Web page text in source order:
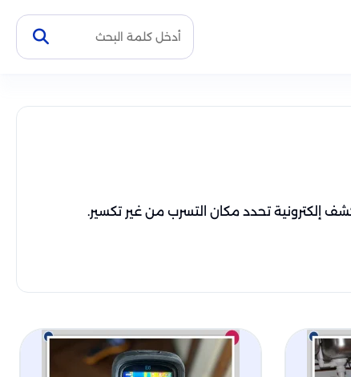
إلكترونية تحدد مكان التسرب من غير تكسير.